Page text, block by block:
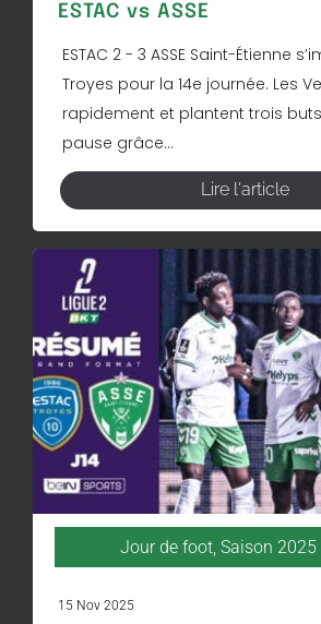
ESTAC vs ASSE
ESTAC 2 - 3 ASSE Saint-Étienne
Troyes pour la 14e journée. Les
rapidement et plantent trois
pause grâce...
Lire l'article
Jour de foot, Saison 2025
15 Nov 2025